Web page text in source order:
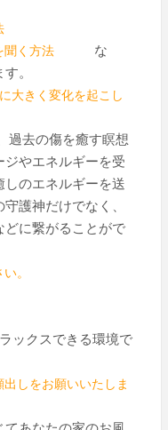
く方法 な
。
大きく変化を起こし
過去の傷を癒す瞑想
やエネルギーを受
のエネルギーを送
護神だけでなく、
どに繋がることがで
。
ックスできる環境で
出しをお願いいたしま